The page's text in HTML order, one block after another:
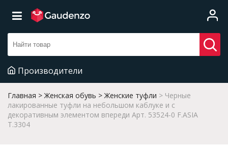
Производители
Главная Женская обувь Женские туфли
Черные
лакированные туфли на небольшом каблуке и с
декоративным элементом впереди Арт. 53524-0 F.ASIA
T.3304